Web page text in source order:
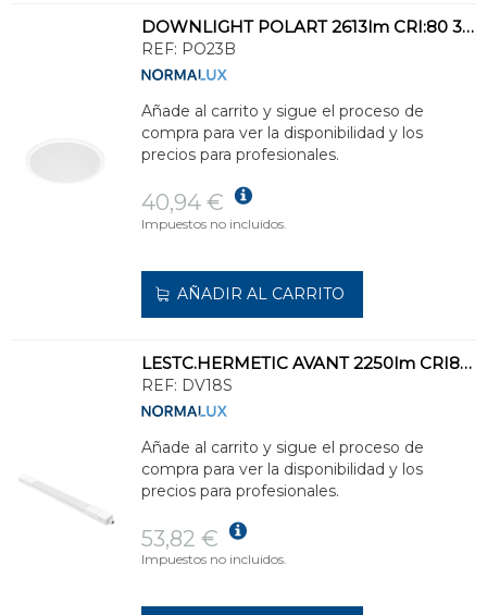
DOWNLIGHT POLART 2613lm CRI:80 3000K 114° DF.POLIC.OPAL STD.BL 223mm
REF: PO23B
Añade al carrito y sigue el proceso de
compra para ver la disponibilidad y los
precios para profesionales.
40,94 €
Impuestos no incluidos.
AÑADIR AL CARRITO
LESTC.HERMETIC AVANT 2250lm CRI80 4000K 135° DF.POLIC.OPAL STD.BL 600x53x41mm
REF: DV18S
Añade al carrito y sigue el proceso de
compra para ver la disponibilidad y los
precios para profesionales.
53,82 €
Impuestos no incluidos.